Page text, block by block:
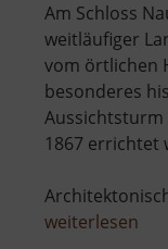
Am Schloss
weitläufiger
vom örtlichen
besonderes
Aussichtsturm
1867 errichtet
weiterlesen